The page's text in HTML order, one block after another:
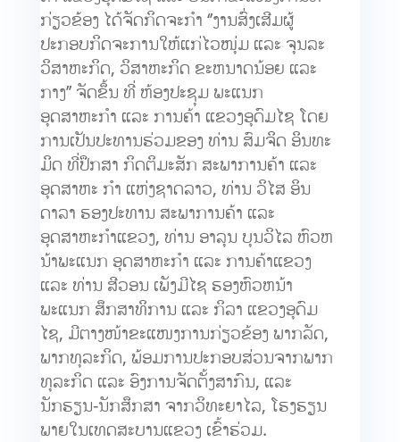
ກ່ຽວຂ້ອງ ໄດ້ຈັດກິດຈະກຳ ‘’ງານສົ່ງເສີມຜູ້
ປະກອບກິດຈະການໃຫ້ແກ່ໄວໜຸ່ມ ແລະ ຈຸນລະ
ວິສາຫະກິດ, ວິສາຫະກິດ ຂະຫນາດນ້ອຍ ແລະ
ກາງ’’ ຈັດຂຶ້ນ ທີ່ ຫ້ອງປະຊຸມ ພະແນກ
ອຸດສາຫະກຳ ແລະ ການຄ້າ ແຂວງອຸດົມໄຊ ໂດຍ
ການເປັນປະທານຮ່ວມຂອງ ທ່ານ ສົມຈິດ ອິນທະ
ມິດ ທີ່ປຶກສາ ກິດຕິມະສັກ ສະພາການຄ້າ ແລະ
ອຸດສາຫະ ກຳ ແຫ່ງຊາດລາວ, ທ່ານ ວິໄສ ອິນ
ດາລາ ຮອງປະທານ ສະພາການຄ້າ ແລະ
ອຸດສາຫະກຳແຂວງ, ທ່ານ ອາລຸນ ບຸນວິໄລ ຫົວຫ
ນ້າພະແນກ ອຸດສາຫະກຳ ແລະ ການຄ້າແຂວງ
ແລະ ທ່ານ ສີວອນ ເພັງມີໄຊ ຮອງຫົວຫນ້າ
ພະແນກ ສຶກສາທິການ ແລະ ກິລາ ແຂວງອຸດົມ
ໄຊ, ມີຕາງໜ້າຂະແໜງການກ່ຽວຂ້ອງ ພາກລັດ,
ພາກທຸລະກິດ, ພ້ອມການປະກອບສ່ວນຈາກພາກ
ທຸລະກິດ ແລະ ອົງການຈັດຕັ້ງສາກົນ, ແລະ
ນັກຮຽນ-ນັກສຶກສາ ຈາກວິທະຍາໄລ, ໂຮງຮຽນ
ພາຍໃນເທດສະບານແຂວງ ເຂົ້າຮ່ວມ.